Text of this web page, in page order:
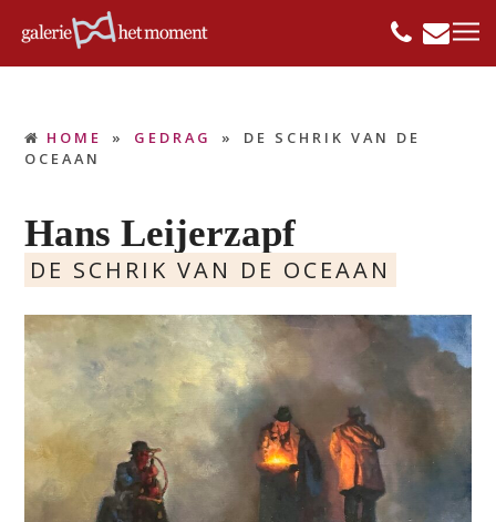
HOME » GEDRAG »
DE SCHRIK VAN DE
OCEAAN
Hans Leijerzapf
DE SCHRIK VAN DE OCEAAN